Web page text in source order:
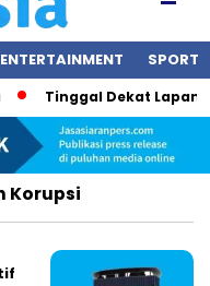
ENTERTAINMENT SPORT
Tinggal Dekat
Korupsi